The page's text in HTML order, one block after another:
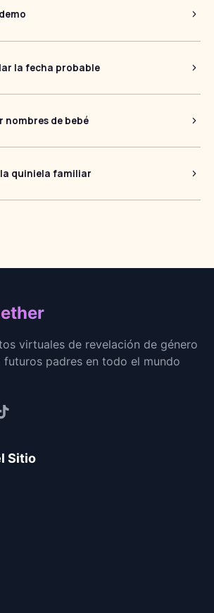
la fecha probable
nombres de bebé
quiniela familiar
virtuales de revelación de género
futuros padres en todo el mundo
Sitio